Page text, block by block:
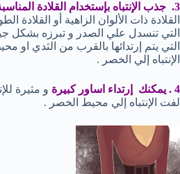
3. جذب الإنتباه بإستخدام القلادة المناسبة :
التي تنسدل علي الصدر و تبرزه بشكل
التي يتم إرتدائها بالقرب من الثدي او
الإنتباه إلي الخصر .
4 . يمكنك إرتداء اساور كبيرة
و مثيرة
لفت الإنتباه إلي محيط الخصر .